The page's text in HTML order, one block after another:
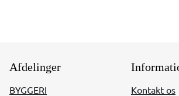
Afdelinger
BYGGERI
Kontakt os